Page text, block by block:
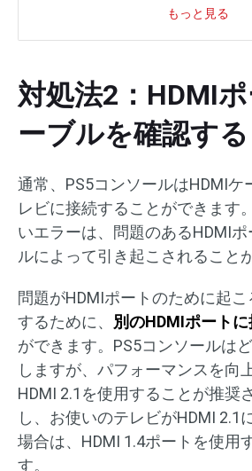
もっと見る
対処法2：HDMI
ーブルを確認する
通常、PS5コンソールはHDMIケ
レビに接続することができます
いエラーは、問題のあるHDMI
ルによって引き起こされること
問題がHDMIポートのために起
するために、 別のHDMIポート
ができます。PS5コンソールは
しますが、パフォーマンスを向
HDMI 2.1を使用することが推奨
し、お使いのテレビがHDMI 2.1
場合は、HDMI 1.4ポートを使用
す。